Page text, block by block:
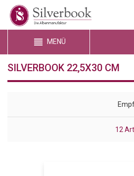
MENÜ
SILVERBOOK 22,5X30 CM
12